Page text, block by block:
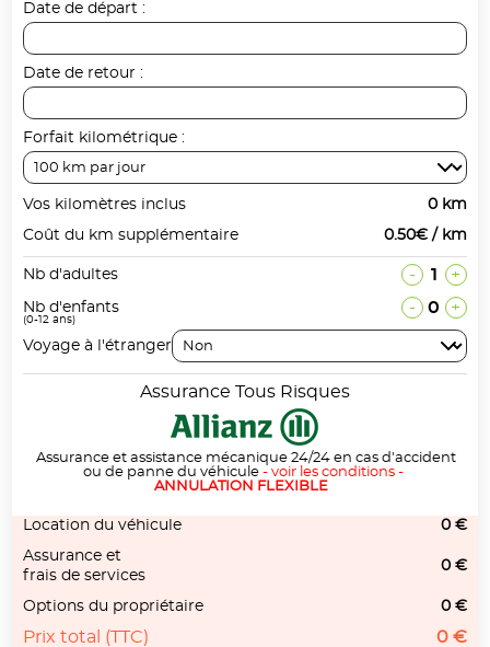
Date de départ :
Date de retour :
Forfait kilométrique :
Vos kilomètres inclus
0 km
Coût du km supplémentaire
0.50€ / km
Nb d'adultes - 1 +
Nb d'enfants
(0-12 ans)
- 0 +
Voyage à l'étranger
Assurance Tous Risques
Assurance et assistance mécanique 24/24 en cas d'accident
ou de panne du véhicule - voir les conditions-
ANNULATION FLEXIBLE
Location du véhicule
0 €
Assurance et
frais de services
0 €
Options du propriétaire 0 €
Prix total (TTC) 0 €